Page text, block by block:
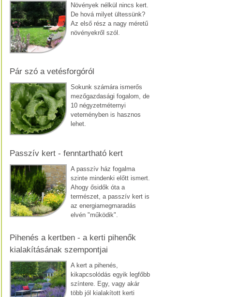
Növények nélkül nincs kert.
De hová milyet ültessünk?
Az első rész a nagy méretű
növényekről szól.
Pár szó a vetésforgóról
Sokunk számára ismerős
mezőgazdasági fogalom, de
10 négyzetméternyi
veteményben is hasznos
lehet.
Passzív kert - fenntartható kert
A passzív ház fogalma
szinte mindenki előtt ismert.
Ahogy ősidők óta a
természet, a passzív kert is
az energiamegmaradás
elvén "működik".
Pihenés a kertben - a kerti pihenők
kialakításának szempontjai
A kert a pihenés,
kikapcsolódás egyik legfőbb
színtere. Egy, vagy akár
több jól kialakított kerti